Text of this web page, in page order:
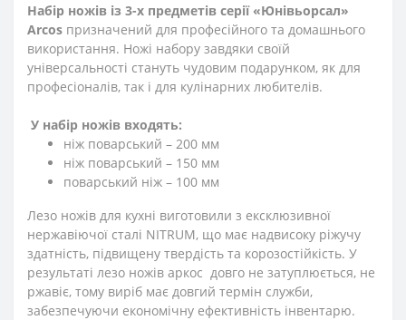
Набір ножів із 3-х предметів серії «Юнівьорсал»
Arcos призначений для професійного та домашнього
використання. Ножі набору завдяки своїй
універсальності стануть чудовим подарунком, як для
професіоналів, так і для кулінарних любителів.
У набір ножів входять:
ніж поварський – 200 мм
ніж поварський – 150 мм
поварський ніж – 100 мм
Лезо ножів для кухні виготовили з ексклюзивної
нержавіючої сталі NITRUM, що має надвисоку ріжучу
здатність, підвищену твердість та корозостійкість. У
результаті лезо ножів аркос довго не затуплюється, не
ржавіє, тому виріб має довгий термін служби,
забезпечуючи економічну ефективність інвентарю.